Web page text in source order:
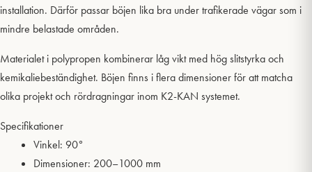
installation. Därför passar böjen lika bra under trafikerade vägar som i
mindre belastade områden.
Materialet i polypropen kombinerar låg vikt med hög slitstyrka och
kemikaliebeständighet. Böjen finns i flera dimensioner för att matcha
olika projekt och rördragningar inom K2-KAN systemet.
Specifikationer
Vinkel: 90°
Dimensioner: 200–1000 mm